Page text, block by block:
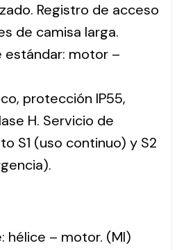
Registro de acceso
de camisa larga.
estándar: motor –
protección IP55,
H. Servicio de
S1 (uso continuo) y S2
hélice – motor. (MI)